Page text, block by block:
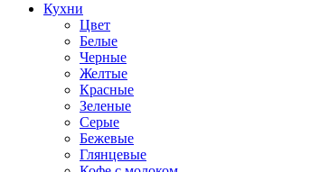
Кухни
Цвет
Белые
Черные
Желтые
Красные
Зеленые
Серые
Бежевые
Глянцевые